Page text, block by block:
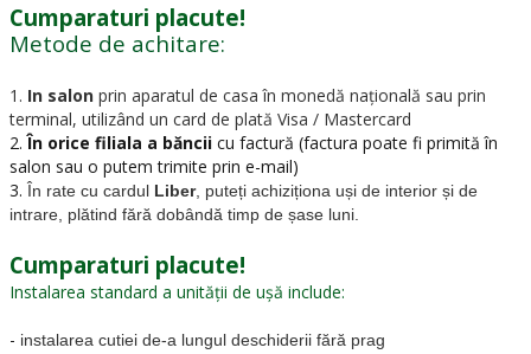
Cumparaturi placute!
Metode de achitare:
1. In salon prin aparatul de casa în monedă națională sau prin
terminal, utilizând un card de plată Visa / Mastercard
2.În orice filiala a băncii cu factură (factura poate fi primită în
salon sau o putem trimite prin e-mail)
3. În rate cu cardul Liber, puteți achiziționa uși de interior și de
intrare, plătind fără dobândă timp de șase luni.
Cumparaturi placute!
Instalarea standard a unității de ușă include:
- instalarea cutiei de-a lungul deschiderii fără prag